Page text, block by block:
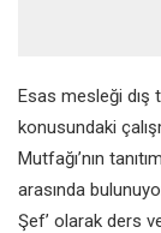
Esas mesleği dış
konusundaki
Mutfağı’nın
arasında
Şef’ olarak ders